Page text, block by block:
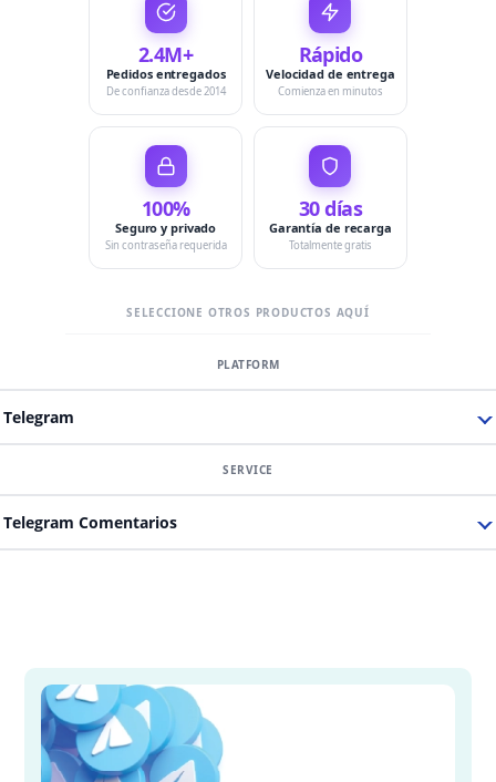
2.4M+
Pedidos entregados
De confianza desde 2014
Rápido
Velocidad de entrega
Comienza en minutos
100%
Seguro y privado
Sin contraseña requerida
30 días
Garantía de recarga
Totalmente gratis
SELECCIONE OTROS PRODUCTOS AQUÍ
Telegram
Telegram Comentarios